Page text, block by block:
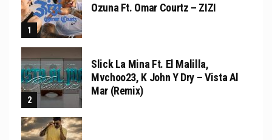
Ozuna Ft. Omar Courtz – ZIZI
Slick La Mina Ft. El Malilla,
Mvchoo23, K John Y Dry – Vista Al
Mar (Remix)